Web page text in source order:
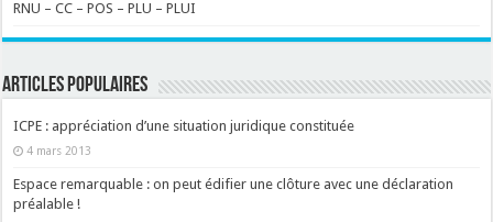
RNU – CC – POS – PLU – PLUI
ARTICLES POPULAIRES
ICPE : appréciation d’une situation juridique constituée
4 mars 2013
Espace remarquable : on peut édifier une clôture avec une déclaration
préalable !